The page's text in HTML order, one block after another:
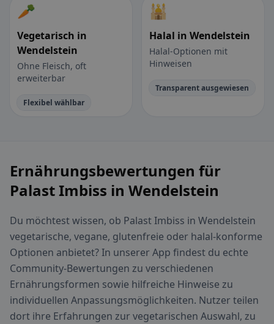
🥕
Vegetarisch in
Wendelstein
Ohne Fleisch, oft
erweiterbar
Flexibel wählbar
🕌
Halal in Wendelstein
Halal-Optionen mit
Hinweisen
Transparent ausgewiesen
Ernährungsbewertungen für
Palast Imbiss in Wendelstein
Du möchtest wissen, ob Palast Imbiss in Wendelstein
vegetarische, vegane, glutenfreie oder halal-konforme
Optionen anbietet? In unserer App findest du echte
Community-Bewertungen zu verschiedenen
Ernährungsformen sowie hilfreiche Hinweise zu
individuellen Anpassungsmöglichkeiten. Nutzer teilen
dort ihre Erfahrungen zur vegetarischen Auswahl, zu